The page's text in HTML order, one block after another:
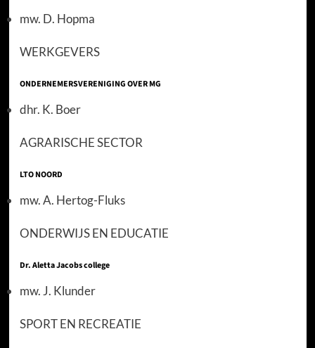
mw. D. Hopma
WERKGEVERS
ONDERNEMERSVERENIGING OVER MG
dhr. K. Boer
AGRARISCHE SECTOR
LTO NOORD
mw. A. Hertog-Fluks
ONDERWIJS EN EDUCATIE
Dr. Aletta Jacobs college
mw. J. Klunder
SPORT EN RECREATIE